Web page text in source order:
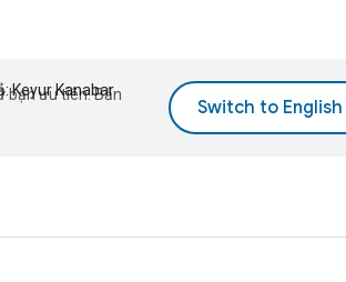
Keyur Kanabar
bạn ưu tiên. Bản